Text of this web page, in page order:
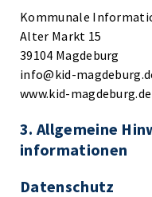
Kommunale
Alter Markt 15
39104 Magdeburg
info@kid-
www.kid-magdeburg.de
3. Allgemeine
informationen
Datenschutz